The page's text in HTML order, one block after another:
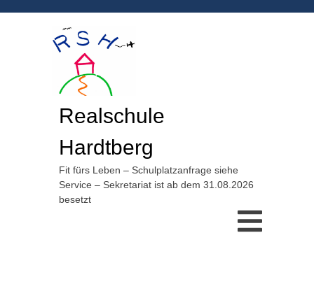
Realschule
Hardtberg
Fit fürs Leben – Schulplatzanfrage siehe
Service – Sekretariat ist ab dem 31.08.2026
besetzt